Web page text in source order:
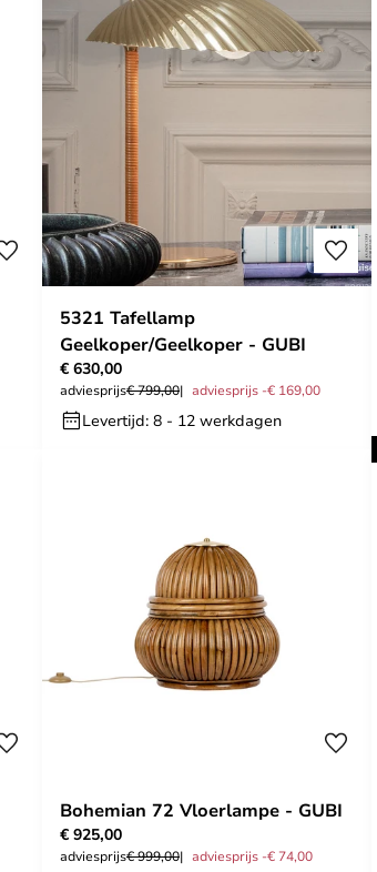
5321 Tafellamp
Geelkoper/Geelkoper - GUBI
€ 630,00
adviesprijs€ 799,00 adviesprijs -€ 169,00
Levertijd: 8 - 12 werkdagen
Bohemian 72 Vloerlampe - GUBI
€ 925,00
adviesprijs€ 999,00 adviesprijs -€ 74,00